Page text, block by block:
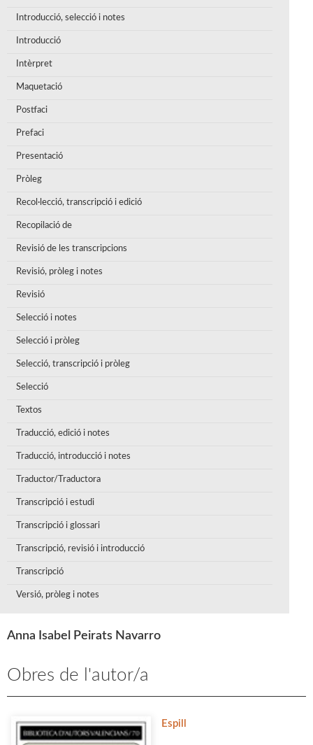
Introducció, selecció i notes
Introducció
Intèrpret
Maquetació
Postfaci
Prefaci
Presentació
Pròleg
Recol·lecció, transcripció i edició
Recopilació de
Revisió de les transcripcions
Revisió, pròleg i notes
Revisió
Selecció i notes
Selecció i pròleg
Selecció, transcripció i pròleg
Selecció
Textos
Traducció, edició i notes
Traducció, introducció i notes
Traductor/Traductora
Transcripció i estudi
Transcripció i glossari
Transcripció, revisió i introducció
Transcripció
Versió, pròleg i notes
Anna Isabel Peirats Navarro
Obres de l'autor/a
Espill